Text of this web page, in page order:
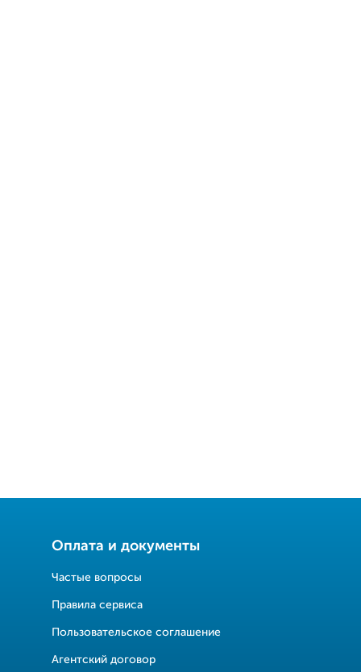
Оплата и документы
Частые вопросы
Правила сервиса
Пользовательское соглашение
Агентский договор